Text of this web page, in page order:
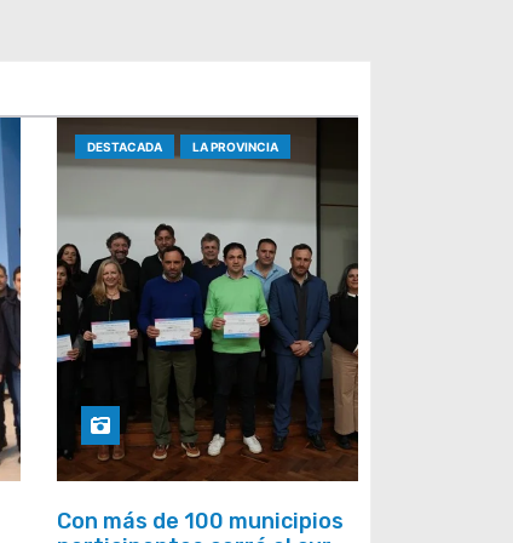
DESTACADA LA PROVINCIA
Con más de 100 municipios